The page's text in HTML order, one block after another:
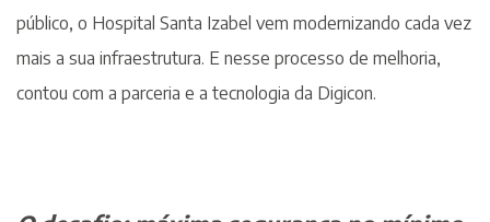
público, o Hospital Santa Izabel vem modernizando cada vez
mais a sua infraestrutura. E nesse processo de melhoria,
contou com a parceria e a tecnologia da Digicon.